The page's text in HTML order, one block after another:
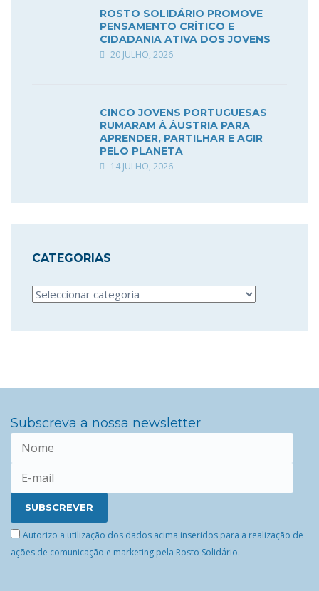
ROSTO SOLIDÁRIO PROMOVE
PENSAMENTO CRÍTICO E
CIDADANIA ATIVA DOS JOVENS
20 JULHO, 2026
CINCO JOVENS PORTUGUESAS
RUMARAM À ÁUSTRIA PARA
APRENDER, PARTILHAR E AGIR
PELO PLANETA
14 JULHO, 2026
CATEGORIAS
Categorias
Subscreva a nossa newsletter
Autorizo a utilização dos dados acima inseridos para a realização de
ações de comunicação e marketing pela Rosto Solidário.